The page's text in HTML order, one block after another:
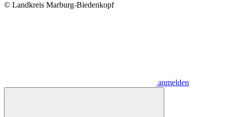
© Landkreis Marburg-Biedenkopf
anmelden